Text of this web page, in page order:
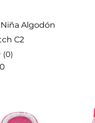
Algodón
C2
(0)